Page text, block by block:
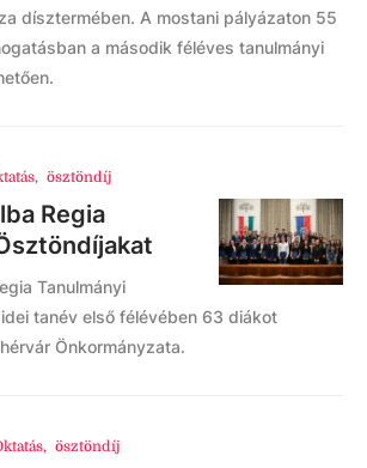
dísztermében. A mostani pályázaton 55
a második féléves tanulmányi
, ösztöndíj
Regia
Tanulmányi
tanév első félévében 63 diákot
Önkormányzata.
, ösztöndíj